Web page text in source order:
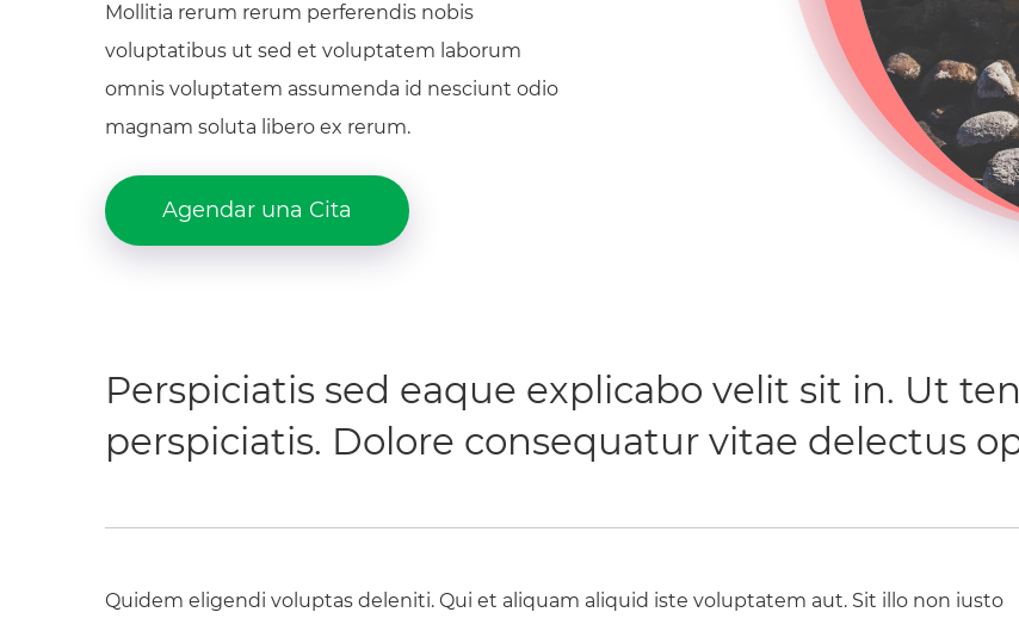
Mollitia rerum rerum perferendis nobis
voluptatibus ut sed et voluptatem laborum
omnis voluptatem assumenda id nesciunt odio
magnam soluta libero ex rerum.
Agendar una Cita
Perspiciatis sed eaque explicabo velit sit in. Ut
perspiciatis. Dolore consequatur vitae delectus
Quidem eligendi voluptas deleniti. Qui et aliquam aliquid iste voluptatem aut. Sit illo non iusto